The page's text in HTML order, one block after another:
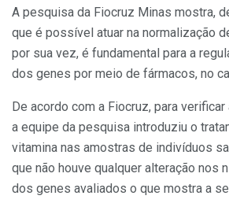
A pesquisa da Fiocruz Minas mostra,
que é possível atuar na normalização
por sua vez, é fundamental para a
dos genes por meio de fármacos, no
De acordo com a Fiocruz, para verificar
a equipe da pesquisa introduziu o
vitamina nas amostras de indivíduos
que não houve qualquer alteração nos
dos genes avaliados o que mostra a